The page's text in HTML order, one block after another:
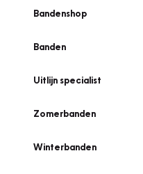
Bandenshop
Banden
Uitlijn specialist
Zomerbanden
Winterbanden